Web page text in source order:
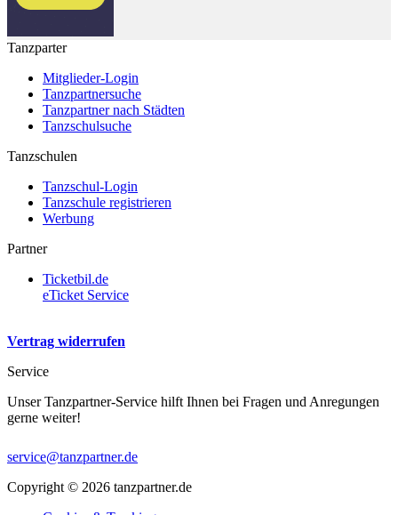
Tanzparter
Mitglieder-Login
Tanzpartnersuche
Tanzpartner nach Städten
Tanzschulsuche
Tanzschulen
Tanzschul-Login
Tanzschule registrieren
Werbung
Partner
Ticketbil.de
eTicket Service
Vertrag widerrufen
Service
Unser Tanzpartner-Service hilft Ihnen bei Fragen und Anregungen
gerne weiter!
service@tanzpartner.de
Copyright © 2026 tanzpartner.de